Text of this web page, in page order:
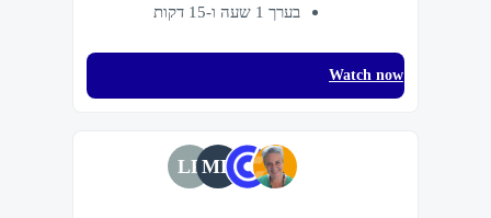
בערך 1 שעה ו-15 דקות
Watch now
MD
LP